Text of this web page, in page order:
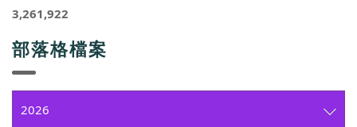
3,261,922
部落格檔案
2026